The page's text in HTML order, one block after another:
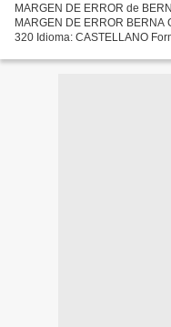
MARGEN DE ERROR de
MARGEN DE ERROR BERNA
320 Idioma: CASTELLANO
eBook gratis...